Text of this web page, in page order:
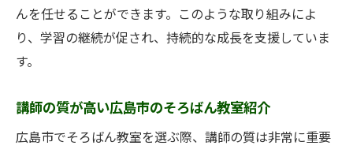
んを任せることができます。このような取り組みによ
り、学習の継続が促され、持続的な成長を支援していま
す。
講師の質が高い広島市のそろばん教室紹介
広島市でそろばん教室を選ぶ際、講師の質は非常に重要